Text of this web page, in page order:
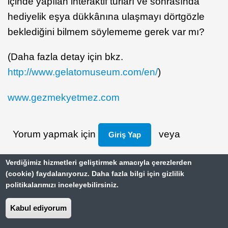
hediyelik eşya dükkânına ulaşmayı dörtgözle
beklediğini bilmem söylememe gerek var mı?
(Daha fazla detay için bkz.
http://www.gelatomuseum.com/en/)
www.gezmekyetmez.com
Yorum yapmak için Giriş Yap veya
Kayıt Ol
Yazıcı Dostu Sürüm
Verdiğimiz hizmetleri geliştirmek amacıyla çerezlerden
(cookie) faydalanıyoruz. Daha fazla bilgi için gizlilik
politikalarımızı inceleyebilirsiniz.
Kabul ediyorum